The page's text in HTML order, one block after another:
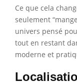
Ce que cela
seulement
univers pensé
tout en restant
moderne et